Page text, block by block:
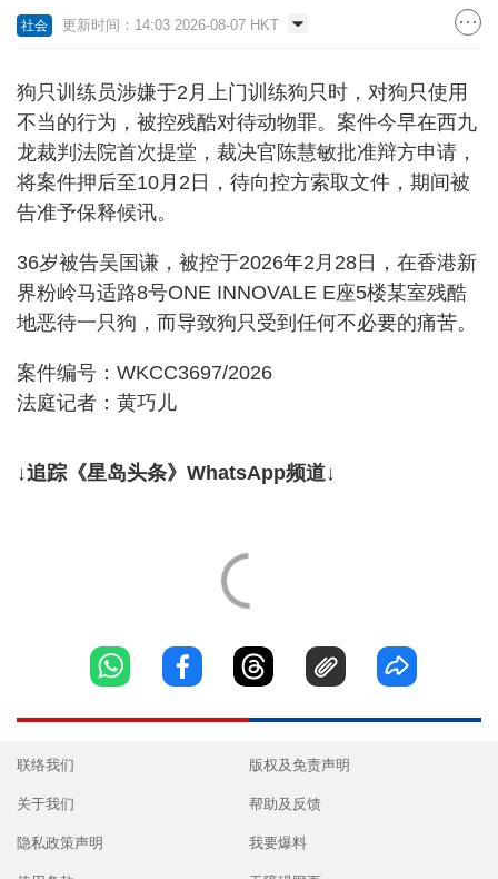
社会 更新时间：14:03 2026-08-07 HKT
狗只训练员涉嫌于2月上门训练狗只时，对狗只使用
不当的行为，被控残酷对待动物罪。案件今早在西九
龙裁判法院首次提堂，裁决官陈慧敏批准辩方申请，
将案件押后至10月2日，待向控方索取文件，期间被
告准予保释候讯。
36岁被告吴国谦，被控于2026年2月28日，在香港新
界粉岭马适路8号ONE INNOVALE E座5楼某室残酷
地恶待一只狗，而导致狗只受到任何不必要的痛苦。
案件编号：WKCC3697/2026
法庭记者：黄巧儿
↓追踪《星岛头条》WhatsApp频道↓
联络我们
关于我们
隐私政策声明
版权及免责声明
帮助及反馈
我要爆料